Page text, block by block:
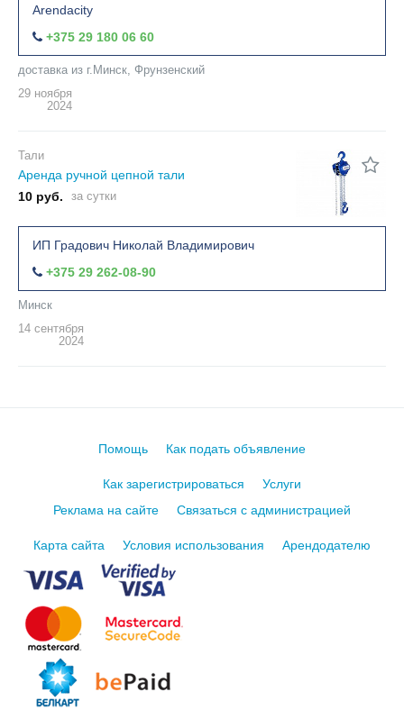
Arendacity
+375 29 180 06 60
доставка из г.Минск, Фрунзенский
29 ноября
2024
Тали
Аренда ручной цепной тали
10 руб.
за сутки
ИП Градович Николай Владимирович
+375 29 262-08-90
Минск
14 сентября
2024
Помощь Как подать объявление
Как зарегистрироваться
Услуги
Реклама на сайте
Связаться с администрацией
Карта сайта Условия использования Арендодателю